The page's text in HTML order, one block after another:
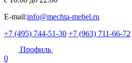
E-mail:info@mechta-mebel.ru
+7 (495) 744-51-30 +7 (963) 711-66-72
Профиль
0